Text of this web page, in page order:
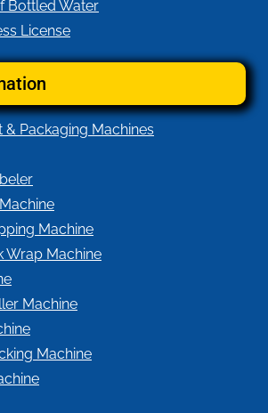
Bottled Water
License
Packaging Machines
Machine
Wrap Machine
Machine
Machine